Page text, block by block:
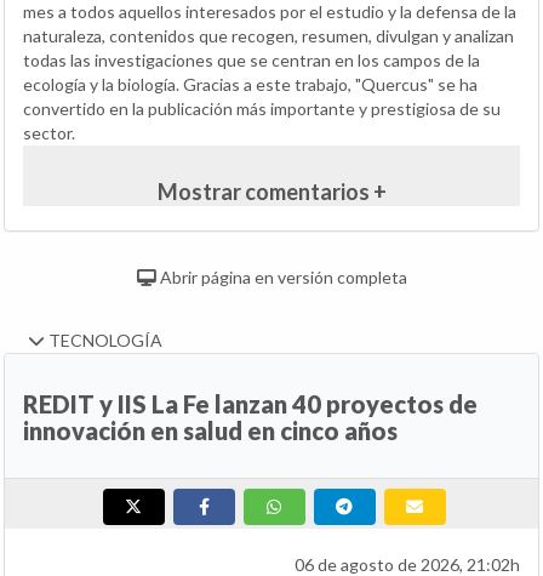
mes a todos aquellos interesados por el estudio y la defensa de la
naturaleza, contenidos que recogen, resumen, divulgan y analizan
todas las investigaciones que se centran en los campos de la
ecología y la biología. Gracias a este trabajo, "Quercus" se ha
convertido en la publicación más importante y prestigiosa de su
sector.
Mostrar comentarios +
Abrir página en versión completa
TECNOLOGÍA
REDIT y IIS La Fe lanzan 40 proyectos de
innovación en salud en cinco años
06 de agosto de 2026, 21:02h